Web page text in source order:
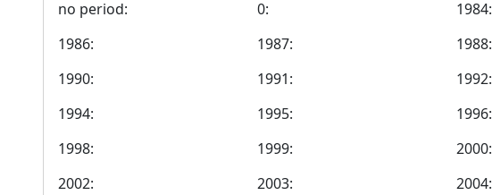
no period: 0: 1984:
1986:
1987: 1988:
1990:
1991: 1992:
1994:
1995: 1996:
1998:
1999: 2000:
2002:
2003: 2004: